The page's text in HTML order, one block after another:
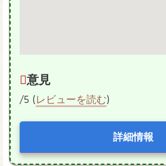
意見
/5 (レビューを読む)
詳細情報